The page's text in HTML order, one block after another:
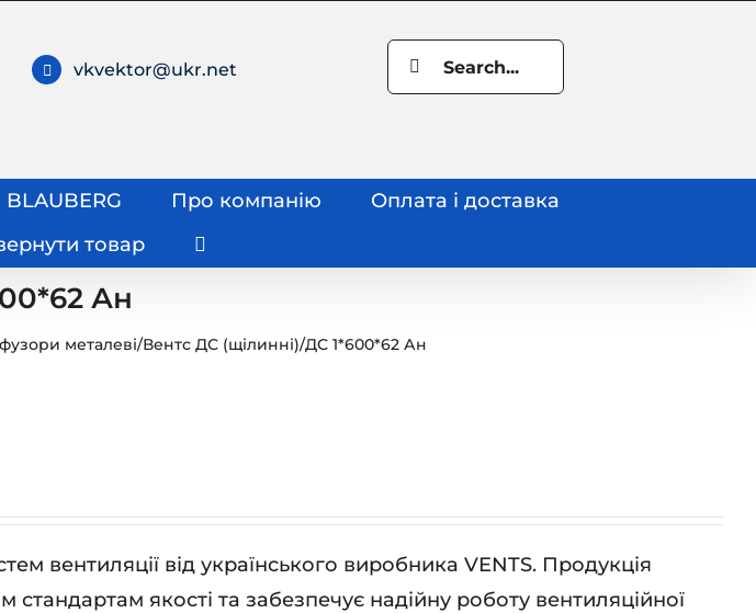
vkvektor@ukr.net
Search
for:
BLAUBERG Про компанію
Оплата і доставка
товар
Ан
металеві/Вентс ДС (щілинні)/ДС 1*600*62 Ан
вентиляції від українського виробника VENTS. Продукція
стандартам якості та забезпечує надійну роботу вентиляційної